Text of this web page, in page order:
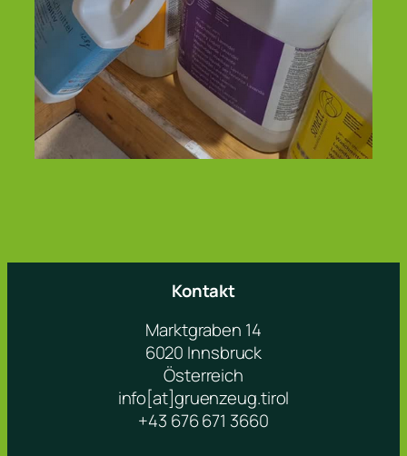
Kontakt
Marktgraben 14
6020 Innsbruck
Österreich
info[at]gruenzeug.tirol
+43 676 671 3660